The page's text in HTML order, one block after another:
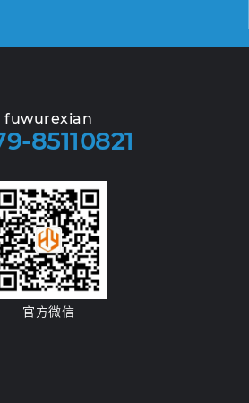
fuwurexian
85110821
官方微信